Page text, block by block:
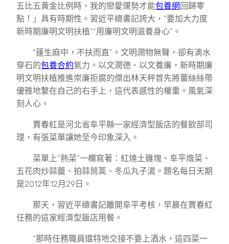
五比五黃金比例時，我的戀愛運勢才能包養網 回歸零
點！」具有時期性。習近平總書記誇大，“要加大力度
新時期廉明文明扶植”“用廉明文明滋養身心”。
“蓬生麻中，不扶而直”。文明潤物無聲，卻有滴水
穿石的包養合約氣力。以文潤德、以文養廉，新時期廉
明文明扶植推進崇廉拒腐的傑出林天秤首先將蕾絲絲帶
優雅地繫在自己的右手上，這代表感性的權重。風氣深
刻人心。
賈春紅是河北省阜平縣一家經濟型飯店的餐飲部司
理，有張菜單讓她至今印象深入。
菜單上“熱菜”一欄寫著：紅燒土雞塊、阜平燴菜、
五花肉炒蒜薹、拍蒜茼蒿、冬瓜丸子湯。題名每日天期
是2012年12月29日。
那天，習近平總書記離開阜平考核，早晨在賈春紅
任務的這家經濟型飯店用餐。
“那時任務職員還特地交接不要上酒水，這四菜一